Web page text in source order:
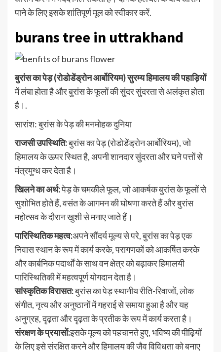
पाने के लिए इसके शांतिपूर्ण मूल को स्वीकार करें.
burans tree in uttrakhand
बुरांस का पेड़ (रोडोडेंड्रोन आर्बोरियम) सुरम्य हिमालय की पहाड़ियों
में लंबा होता है और बुरांस के फूलों की सुंदर सुंदरता से अलंकृत होता
है।.
सारांश: बुरांस के पेड़ की मनमोहक दुनिया
राजसी उपस्थिति:बुरांस का पेड़ (रोडोडेंड्रोन आर्बोरियम), जो
हिमालय के ऊपर स्थित है, अपनी शानदार सुंदरता और घने पत्तों से
मंत्रमुग्ध कर देता है।
खिलने का अर्थ:पेड़ के चमकीले फूल, जो आकर्षक बुरांस के फूलों से
सुशोभित होते हैं, वसंत के आगमन की घोषणा करते हैं और बुरांस
महोत्सव के दौरान खुशी से मनाए जाते हैं।
पारिस्थितिक महत्व:अपने सौंदर्य मूल्य से परे, बुरांस का पेड़ एक
निवास स्थान के रूप में कार्य करके, परागणकों को आकर्षित करके
और कार्बनिक पदार्थों के साथ वन क्षेत्र को बढ़ाकर हिमालयी
पारिस्थितिकी में महत्वपूर्ण योगदान देता है।
सांस्कृतिक विरासत:बुरांस का पेड़ स्थानीय रीति-रिवाजों, लोक
संगीत, नृत्य और अनुष्ठानों में गहराई से समाया हुआ है और यह
अनुग्रह, दृढ़ता और दृढ़ता के प्रतीक के रूप में कार्य करता है।
संरक्षण के प्रयासों:इसके मूल्य को पहचानते हुए, भविष्य की पीढ़ियों
के लिए इसे संरक्षित करने और हिमालय की जैव विविधता को बनाए